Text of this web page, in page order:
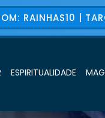
RAINHAS10 |
ESPIRITUALIDADE